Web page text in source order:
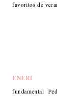
favoritos de
ENERI
fundamental